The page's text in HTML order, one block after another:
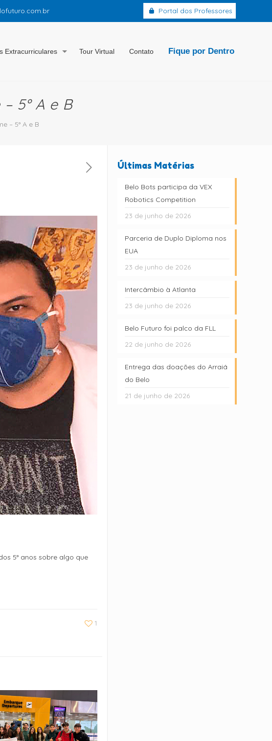
Portal dos Professores
Extracurriculares Tour Virtual Contato Fique por Dentro
5° A e B
– 5° A e B
5° anos sobre algo que
1
Últimas Matérias
Belo Bots participa da VEX
Robotics Competition
23 de junho de 2026
Parceria de Duplo Diploma nos
EUA
23 de junho de 2026
Intercâmbio à Atlanta
23 de junho de 2026
Belo Futuro foi palco da FLL
22 de junho de 2026
Entrega das doações do Arraiá
do Belo
21 de junho de 2026